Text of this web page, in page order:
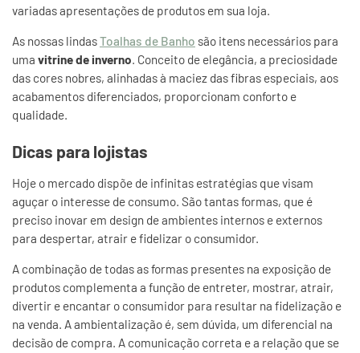
variadas apresentações de produtos em sua loja.
As nossas lindasToalhas de Banho são itens necessários para
uma vitrine de inverno. Conceito de elegância, a preciosidade
das cores nobres, alinhadas à maciez das fibras especiais, aos
acabamentos diferenciados, proporcionam conforto e
qualidade.
Dicas para lojistas
Hoje o mercado dispõe de infinitas estratégias que visam
aguçar o interesse de consumo. São tantas formas, que é
preciso inovar em design de ambientes internos e externos
para despertar, atrair e fidelizar o consumidor.
A combinação de todas as formas presentes na exposição de
produtos complementa a função de entreter, mostrar, atrair,
divertir e encantar o consumidor para resultar na fidelização e
na venda. A ambientalização é, sem dúvida, um diferencial na
decisão de compra. A comunicação correta e a relação que se